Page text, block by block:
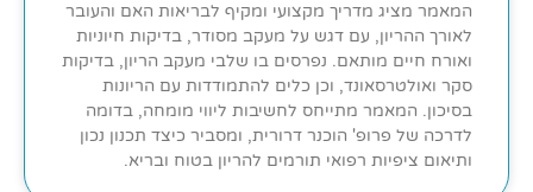
המאמר מציג מדריך מקצועי ומקיף לבריאות האם והעובר
לאורך ההריון, עם דגש על מעקב מסודר, בדיקות חיוניות
ואורח חיים מותאם. נפרסים בו שלבי מעקב הריון, בדיקות
סקר ואולטרסאונד, וכן כלים להתמודדות עם הריונות
בסיכון. המאמר מתייחס לחשיבות ליווי מומחה, בדומה
לדרכה של פרופ' הוכנר דרורית, ומסביר כיצד תכנון נכון
ותיאום ציפיות רפואי תורמים להריון בטוח ובריא.